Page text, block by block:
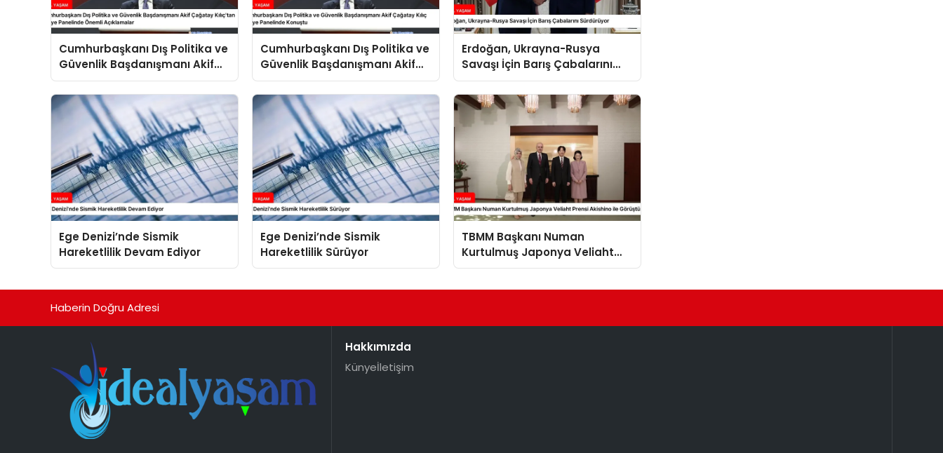
Cumhurbaşkanı Dış Politika ve
Güvenlik Başdanışmanı Akif
Çağatay Kılıç’tan Suriye
Panelinde Önemli Açıklamalar
Cumhurbaşkanı Dış Politika ve
Güvenlik Başdanışmanı Akif
Çağatay Kılıç Suriye Panelinde
Konuştu
Erdoğan, Ukrayna-Rusya
Savaşı İçin Barış Çabalarını
Sürdürüyor
Ege Denizi’nde Sismik
Hareketlilik Devam Ediyor
Ege Denizi’nde Sismik
Hareketlilik Sürüyor
TBMM Başkanı Numan
Kurtulmuş Japonya Veliaht
Prensi Akishino ile Görüştü
Haberin Doğru Adresi
Hakkımızda
Künyeİletişim